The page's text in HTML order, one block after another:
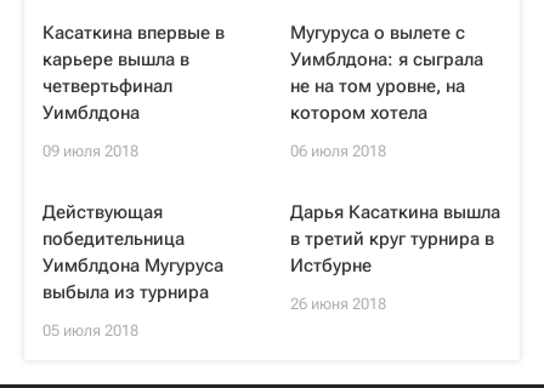
Касаткина впервые в
карьере вышла в
четвертьфинал
Уимблдона
09 июля 2018
Мугуруса о вылете с
Уимблдона: я сыграла
не на том уровне, на
котором хотела
06 июля 2018
Действующая
победительница
Уимблдона Мугуруса
выбыла из турнира
05 июля 2018
Дарья Касаткина вышла
в третий круг турнира в
Истбурне
26 июня 2018